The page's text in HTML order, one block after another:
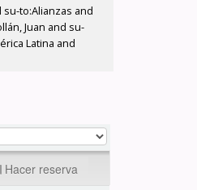
su-to:Alianzas and
Juan and su-
Latina and
Hacer reserva